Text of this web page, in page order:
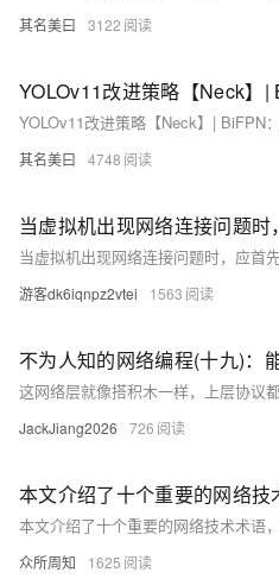
其名美曰 3122
其名美曰 4748
游客dk6iqnpz2vtei 1563
JackJiang2026 726
众所周知 1625